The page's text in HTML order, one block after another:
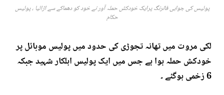
پولیس کی جوابی فائرنگ پرایک خودکش حملہ آور نے خود کو دھماکے سے اڑالیا ، پولیس
حکام
لکی مروت میں تھانہ تجوڑی کی حدود میں پولیس موبائل پر
خودکش حملہ ہوا ہے جس میں ایک پولیس اہلکار شہید جبکہ
6 زخمی ہوگئے ۔